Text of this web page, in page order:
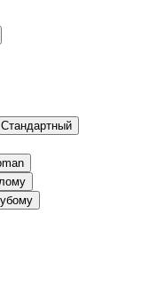
Стандартный